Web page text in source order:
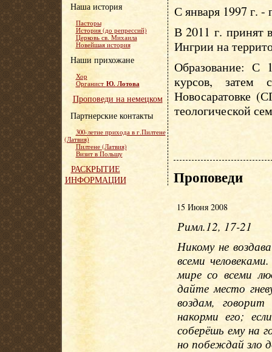
С января 1997 г.
В 2011 г. принят
Ингрии на
Образование: С
курсов, затем
Новосаратовке
теологической
Проповеди
15 Июня 2008
Римл.12, 17-21
Никому не
всеми
мире со всеми
дайте место
воздам,
накорми его;
соберёшь ему на
но побеждай зло
Наша история
Пасторы
История (до репрессий)
Церковь св. Михаила
Новейшая история
Наши прихожане
Хор
Органист Ю. Лотова
Проповеди на немецком
Партнерские контакты
300-летие прихода в г.Пилтене
(Латвия)
Пилтене (Латвия)
Визит в Польшу
РАСКРЫТИЕ
ИНФОРМАЦИИ